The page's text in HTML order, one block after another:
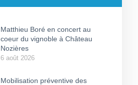
Matthieu Boré en concert au
coeur du vignoble à Château
Nozières
6 août 2026
Mobilisation préventive des